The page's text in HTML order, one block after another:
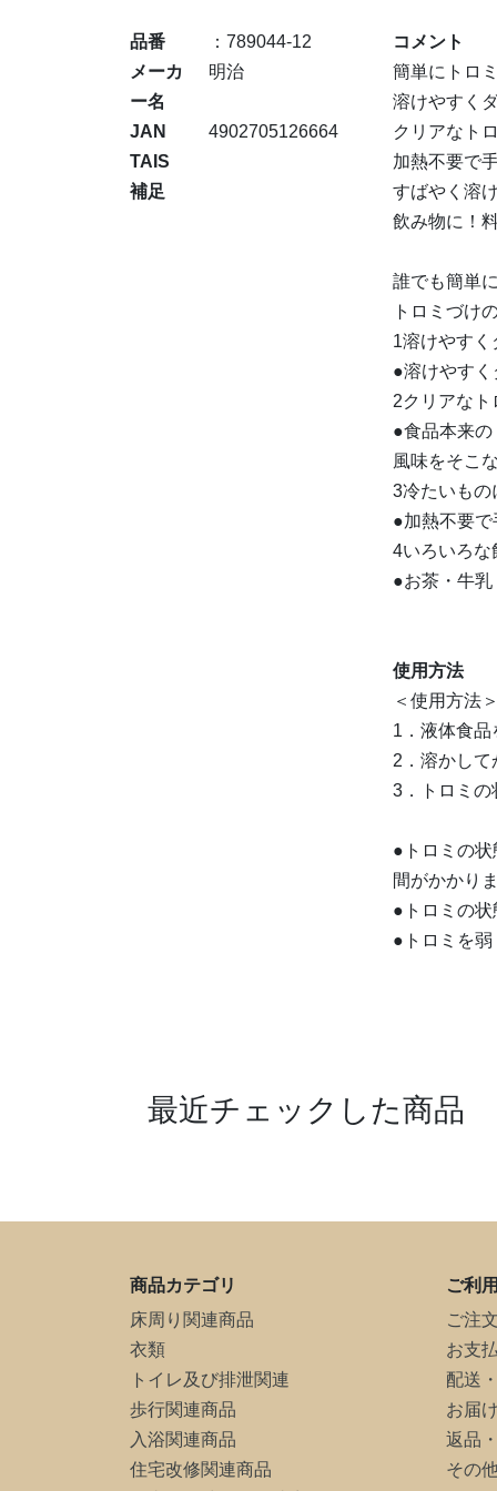
品番
：789044-12
メーカ
ー名
明治
JAN
4902705126664
TAIS
補足
コメント
簡単にトロ
溶けやすく
クリアなト
加熱不要で
すばやく溶
飲み物に！
誰でも簡単
トロミづけ
1溶けやす
●溶けやす
2クリアな
●食品本来
風味をそこ
3冷たいもの
●加熱不要
4いろいろな
●お茶・牛
使用方法
＜使用方法
1．液体食
2．溶かし
3．トロミの
●トロミの
間がかかり
●トロミの
●トロミを
最近チェックした商品
商品カテゴリ
床周り関連商品
衣類
トイレ及び排泄関連
歩行関連商品
入浴関連商品
住宅改修関連商品
ご利
ご注
お支
配送
お届
返品
その